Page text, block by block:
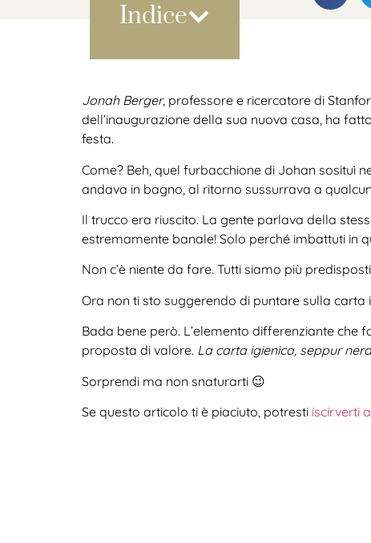
Indice
Jonah Berger, professore e ricercatore di
dell’inaugurazione della sua nuova casa, ha
festa.
Come? Beh, quel furbacchione di Johan sosituì
andava in bagno, al ritorno sussurrava a
Il trucco era riuscito. La gente parlava della
estremamente banale! Solo perché imbattuti in
Non c’è niente da fare. Tutti siamo più
Ora non ti sto suggerendo di puntare sulla
Bada bene però. L’elemento differenziante che
proposta di valore. La carta igienica, seppur
Sorprendi ma non snaturarti 😉
Se questo articolo ti è piaciuto, potresti iscirverti